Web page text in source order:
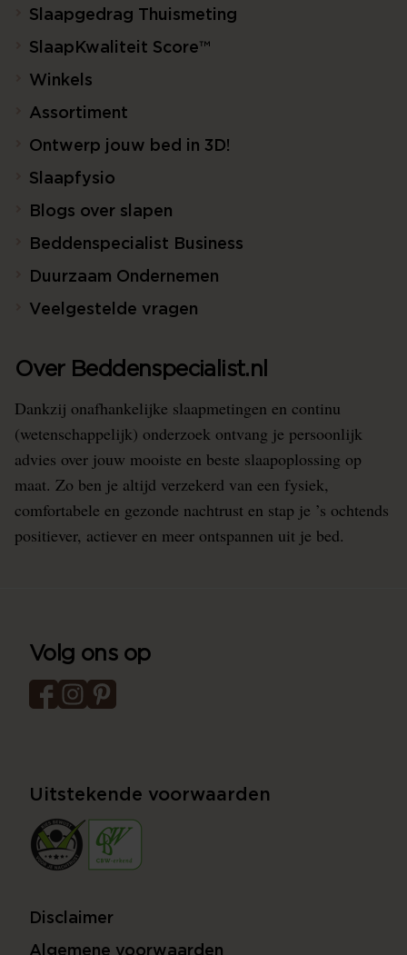
Slaapgedrag Thuismeting
SlaapKwaliteit Score™
Winkels
Assortiment
Ontwerp jouw bed in 3D!
Slaapfysio
Blogs over slapen
Beddenspecialist Business
Duurzaam Ondernemen
Veelgestelde vragen
Over Beddenspecialist.nl
Dankzij onafhankelijke slaapmetingen en continu
(wetenschappelijk) onderzoek ontvang je persoonlijk
advies over jouw mooiste en beste slaapoplossing op
maat. Zo ben je altijd verzekerd van een fysiek,
comfortabele en gezonde nachtrust en stap je ’s ochtends
positiever, actiever en meer ontspannen uit je bed.
Volg ons op
Uitstekende voorwaarden
Disclaimer
Algemene voorwaarden